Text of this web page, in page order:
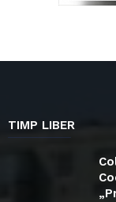
TIMP LIBER